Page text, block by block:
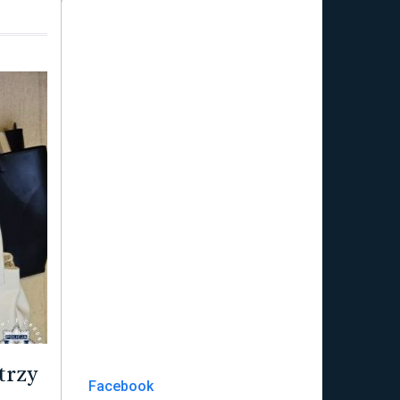
Facebook